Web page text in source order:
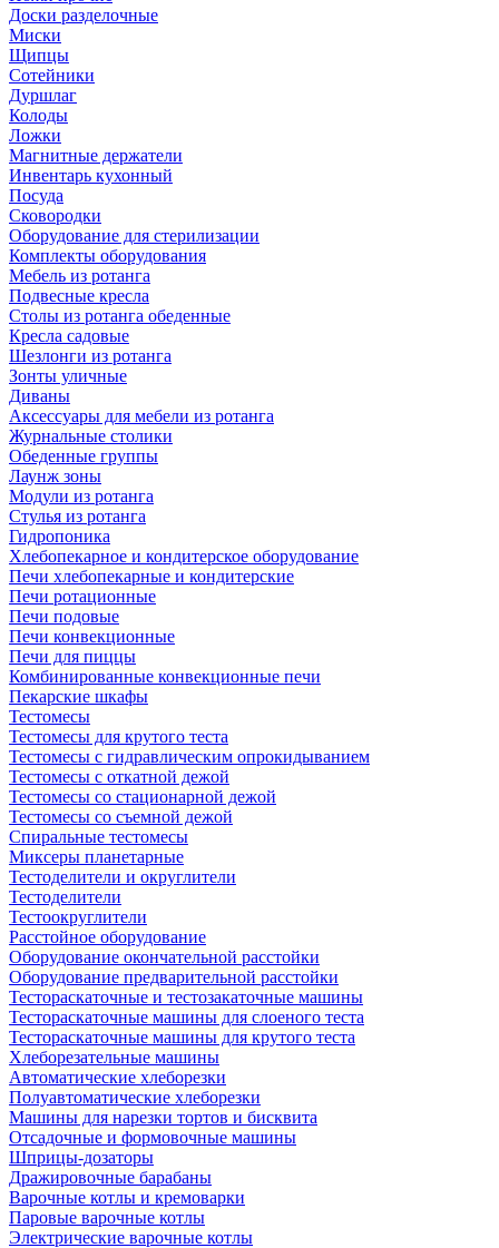
Доски разделочные
Миски
Щипцы
Сотейники
Дуршлаг
Колоды
Ложки
Магнитные держатели
Инвентарь кухонный
Посуда
Сковородки
Оборудование для стерилизации
Комплекты оборудования
Мебель из ротанга
Подвесные кресла
Столы из ротанга обеденные
Кресла садовые
Шезлонги из ротанга
Зонты уличные
Диваны
Аксессуары для мебели из ротанга
Журнальные столики
Обеденные группы
Лаунж зоны
Модули из ротанга
Стулья из ротанга
Гидропоника
Хлебопекарное и кондитерское оборудование
Печи хлебопекарные и кондитерские
Печи ротационные
Печи подовые
Печи конвекционные
Печи для пиццы
Комбинированные конвекционные печи
Пекарские шкафы
Тестомесы
Тестомесы для крутого теста
Тестомесы с гидравлическим опрокидыванием
Тестомесы с откатной дежой
Тестомесы со стационарной дежой
Тестомесы со съемной дежой
Спиральные тестомесы
Миксеры планетарные
Тестоделители и округлители
Тестоделители
Тестоокруглители
Расстойное оборудование
Оборудование окончательной расстойки
Оборудование предварительной расстойки
Тестораскаточные и тестозакаточные машины
Тестораскаточные машины для слоеного теста
Тестораскаточные машины для крутого теста
Хлеборезательные машины
Автоматические хлеборезки
Полуавтоматические хлеборезки
Машины для нарезки тортов и бисквита
Отсадочные и формовочные машины
Шприцы-дозаторы
Дражировочные барабаны
Варочные котлы и кремоварки
Паровые варочные котлы
Электрические варочные котлы